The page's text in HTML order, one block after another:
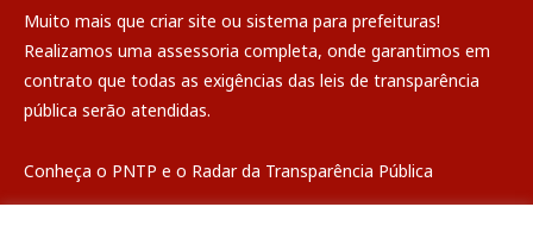
Muito mais que criar site ou sistema para prefeituras!
Realizamos uma assessoria completa, onde garantimos em
contrato que todas as exigências das leis de transparência
pública serão atendidas.
Conheça o PNTP e o Radar da Transparência Pública